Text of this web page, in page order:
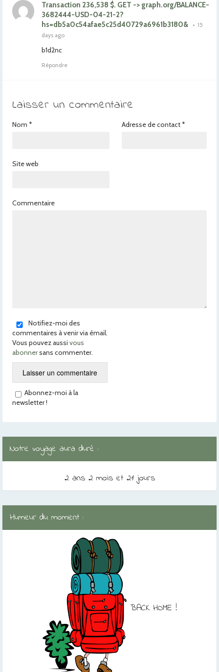
Transaction 236,538 $. GET -> graph.org/BALANCE-
3682444-USD-04-21-2?
hs=db5a0c54afae5c25d40729a6961b3180&
• 15
days ago
b1d2nc
Répondre
Laisser un commentaire
Nom * Adresse de contact*
Site web
Commentaire
Notifiez-moi des
commentaires à venir via émail.
Vous pouvez aussi vous
abonnersans commenter.
Abonnez-moi à la
newsletter !
Notre voyage aura duré :
2 ans 2 mois et 21 jours
Humeur du moment :
BACK HOME !